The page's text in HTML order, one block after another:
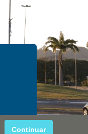
Continuar